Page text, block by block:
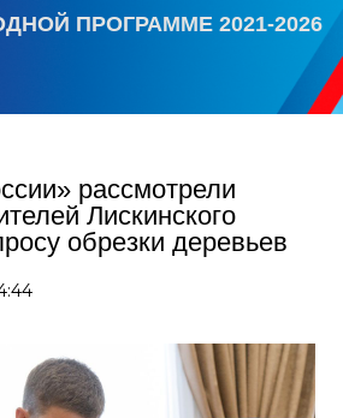
ПРОГРАММЕ 2021-2026
рассмотрели
Лискинского
обрезки деревьев